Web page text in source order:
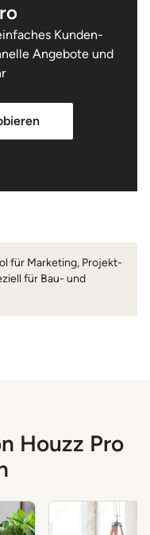
Kunden-
Angebote und
für Marketing, Projekt-
für Bau- und
Houzz Pro